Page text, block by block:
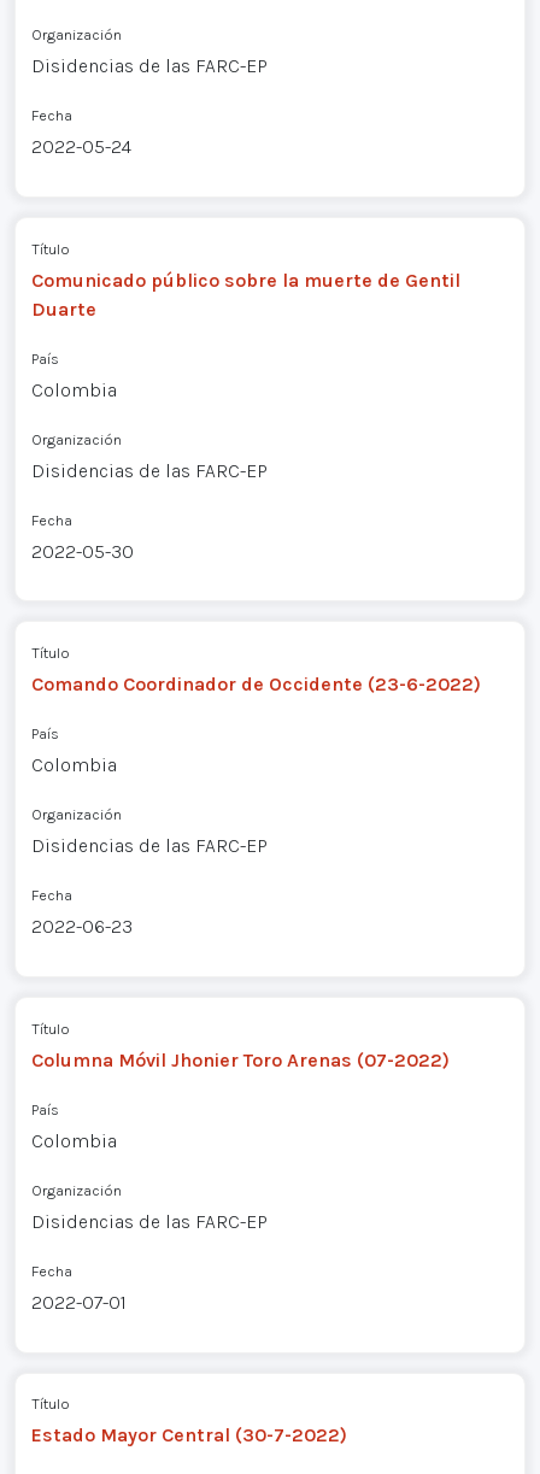
Organización
Disidencias de las FARC-EP
Fecha
2022-05-24
Título
Comunicado público sobre la muerte de Gentil
Duarte
País
Colombia
Organización
Disidencias de las FARC-EP
Fecha
2022-05-30
Título
Comando Coordinador de Occidente (23-6-2022)
País
Colombia
Organización
Disidencias de las FARC-EP
Fecha
2022-06-23
Título
Columna Móvil Jhonier Toro Arenas (07-2022)
País
Colombia
Organización
Disidencias de las FARC-EP
Fecha
2022-07-01
Título
Estado Mayor Central (30-7-2022)